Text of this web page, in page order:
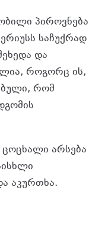
პიროვნება
საჩუქრად
და
როგორც ის,
რომ
არსება
აკურთხა.